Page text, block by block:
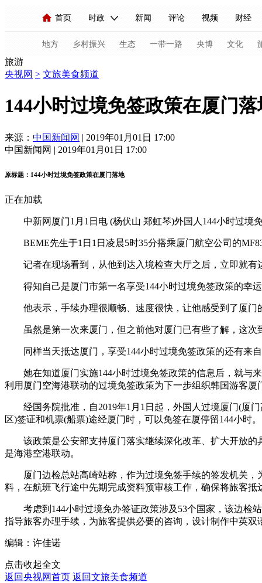
首页 时政 新闻 评论 视频 财经
人民领袖习近平 联播+ 中国领导人 央视快评 习
直播 栏目大全 节目单 听音 微视频
海外频道 iPanda English Монгол
地方 乡村振兴 生态 一带一路 央博 文化
新闻 国内 国际 评论
人民领袖习近平 联播+
财经 教育 乡村振兴 生态环境 一带一路
大国智造 大国展会 大国保险 云顶对话
CCTV.节目官网 直播 节目单 栏目 片库
旅游
央视网 > 文旅美食频道
144小时过境免签政策在厦门落
来源： 中国新闻网 | 2019年01月01日 17:00
中国新闻网 | 2019年01月01日 17:00
原标题：144小时过境免签政策在厦门落地
正在加载
中新网厦门1月1日电 (杨伏山 郑虹琴)外国人144小时过境
BEME先生于1日1日凌晨5时35分搭乘厦门航空公司的
记者在现场看到，从他到达入境检查大厅之后，立即就有
得知自己是厦门市第一名享受144小时过境免签政策的幸运
他表示，手续办理很顺畅、速度很快，让他感受到了厦门
虽然是第一次来厦门，但之前他对厦门已有些了解，这次
同样当天抵达厦门，享受144小时过境免签政策的还有来
她在知道厦门实施144小时过境免签政策的信息后，就与来
利用厦门空海港联动的过境免签政策为下一步组织韩国游客厦
经国务院批准，自2019年1月1日起，外国人过境厦门(厦门
区)签证和机票(船票)途经厦门时，可以免签在厦停留144小时。
该政策是公安部支持厦门落实继续深化改革、扩大开放的
是海港空港联动。
厦门边检总站高崎站称，作为过境免签手续的签发机关，
料，在航班飞行途中先期完成资料预审核工作，确保将旅客
考虑到144小时过境免办签证政策涉及53个国家，该边检站
指导旅客办理手续，为旅客提供必要的咨询，设计制作中英
编辑：许佳诺
点击收起全文
返回央视网首页 返回文旅美食频道